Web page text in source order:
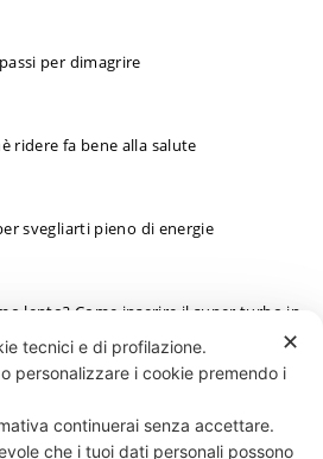
per dimagrire
ridere fa bene alla salute
svegliarti pieno di energie
lento? Come inserire il super turbo in
devi annotare i tuoi progressi
✕
tecnici e di profilazione.
personalizzare i cookie premendo i
continuerai senza accettare.
che i tuoi dati personali possono